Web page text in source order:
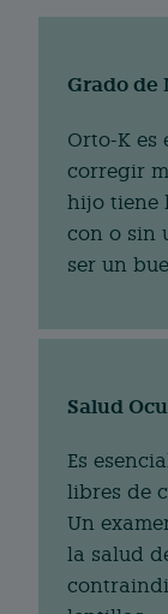
Grado de
Orto-K es
corregir
hijo tiene
con o sin
ser un
Salud
Es
libres de
Un
la salud